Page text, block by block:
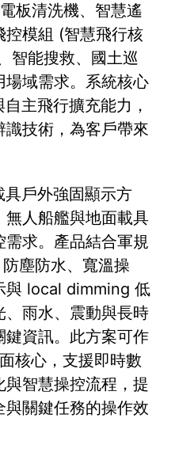
板清洗機、智慧遙
模組 (智慧飛行核
智能搜救、國土巡
域需求。系統核心
主飛行擴充能力，
技術，為客戶帶來
戶外強固顯示方
人船艦與地面載具
求。產品結合軍規
塵防水、寬溫操
與 local dimming 低
雨水、震動與長時
鍵資訊。此方案可作
核心，支援即時數
智慧操控流程，提
關鍵任務的操作效